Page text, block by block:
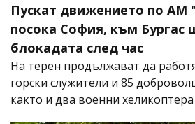
Пускат движението по АМ
посока София, към Бургас
блокадата след час
На терен продължават да
горски служители и 85
както и два военни хеликоптера